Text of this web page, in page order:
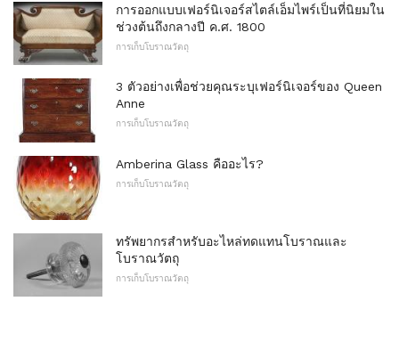
การออกแบบเฟอร์นิเจอร์สไตล์เอ็มไพร์เป็นที่นิยมใน
ช่วงต้นถึงกลางปี ​​ค.ศ. 1800
การเก็บโบราณวัตถุ
3 ตัวอย่างเพื่อช่วยคุณระบุเฟอร์นิเจอร์ของ Queen
Anne
การเก็บโบราณวัตถุ
Amberina Glass คืออะไร?
การเก็บโบราณวัตถุ
ทรัพยากรสำหรับอะไหล่ทดแทนโบราณและ
โบราณวัตถุ
การเก็บโบราณวัตถุ